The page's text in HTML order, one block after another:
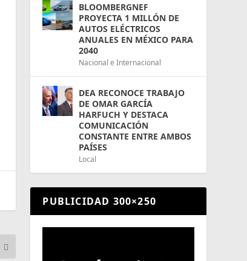
BLOOMBERGNEF
PROYECTA 1 MILLÓN DE
AUTOS ELÉCTRICOS
ANUALES EN MÉXICO PARA
2040
Nacional e Internacional
DEA RECONOCE TRABAJO
DE OMAR GARCÍA
HARFUCH Y DESTACA
COMUNICACIÓN
CONSTANTE ENTRE AMBOS
PAÍSES
Local
PUBLICIDAD 300×250